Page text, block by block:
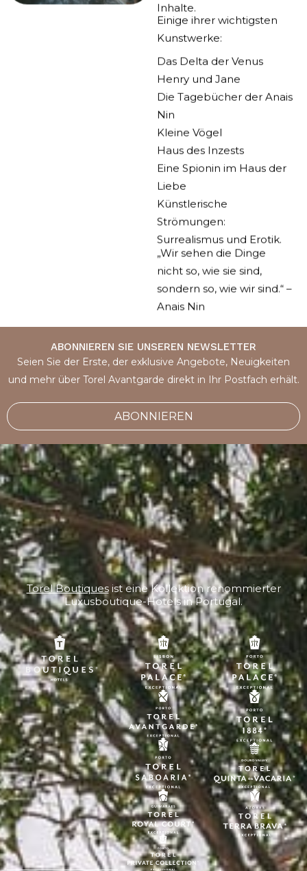
Einige ihrer wichtigsten
Kunstwerke:
Das Delta der Venus
Henry und Jane
Die Tagebücher der Anais
Nin
Kleine Vögel
Haus des Inzests
Eine Spionin im Haus der
Liebe
Künstlerische
Strömungen:
Surrealismus und Erotik.
„Wir sehen die Dinge
nicht so, wie sie sind,
sondern so, wie wir sind.“ –
Anais Nin
ABONNIEREN SIE UNSEREN NEWSLETTER
Seien Sie der Erste, der exklusive Angebote, Neuigkeiten
und mehr über Torel Avantgarde direkt in Ihr Postfach erhält.
ABONNIEREN
Torel Boutiquesist eine Kollektion renommierter
Luxusboutique-Hotels in Portugal.